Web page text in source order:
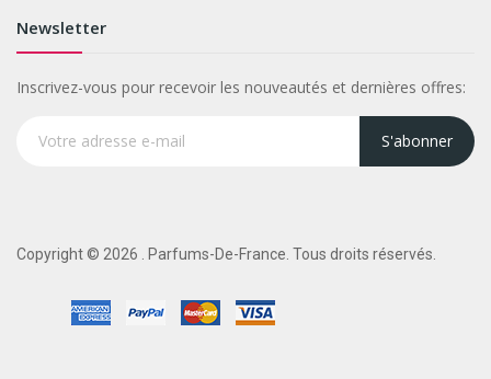
Newsletter
Inscrivez-vous pour recevoir les nouveautés et dernières offres:
S'abonner
Copyright © 2026 . Parfums-De-France. Tous droits réservés.